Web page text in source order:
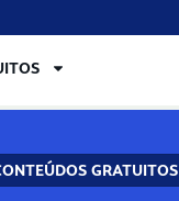
GRATUITOS